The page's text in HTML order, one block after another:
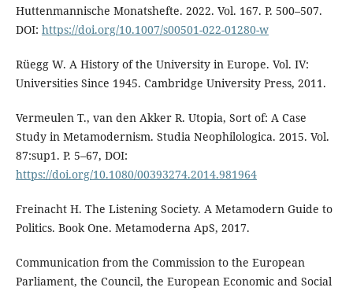
Huttenmannische Monatshefte. 2022. Vol. 167. P. 500–507.
DOI: https://doi.org/10.1007/s00501-022-01280-w
Rüegg W. A History of the University in Europe. Vol. IV:
Universities Since 1945. Cambridge University Press, 2011.
Vermeulen T., van den Akker R. Utopia, Sort of: A Case
Study in Metamodernism. Studia Neophilologica. 2015. Vol.
87:sup1. P. 5–67, DOI:
https://doi.org/10.1080/00393274.2014.981964
Freinacht H. The Listening Society. A Metamodern Guide to
Politics. Book One. Metamoderna ApS, 2017.
Communication from the Commission to the European
Parliament, the Council, the European Economic and Social